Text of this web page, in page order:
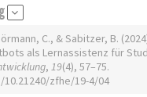
C., & Sabitzer, B.
als Lernassistenz für
, 19(4), 57–75.
zfhe/19-4/04